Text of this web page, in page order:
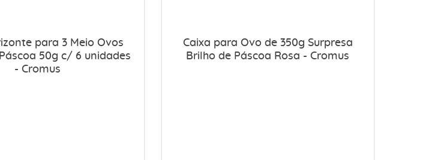
para 3 Meio Ovos
50g c/ 6 unidades
- Cromus
Caixa para Ovo de 350g Surpresa
Brilho de Páscoa Rosa - Cromus